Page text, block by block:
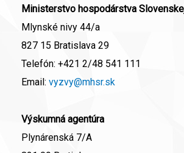
Ministerstvo hospodárstva
Mlynské nivy 44/a
827 15 Bratislava 29
Telefón: +421 2/48 541 111
Email: vyzvy@mhsr.sk
Výskumná agentúra
Plynárenská 7/A